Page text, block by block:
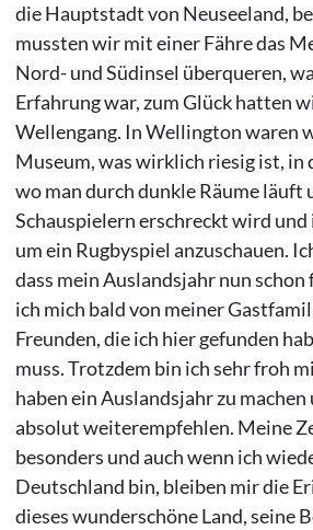
die Hauptstadt von Neuseeland,
mussten wir mit einer Fähre das
Nord- und Südinsel überqueren,
Erfahrung war, zum Glück hatten
Wellengang. In Wellington waren
Museum, was wirklich riesig ist, in
wo man durch dunkle Räume läuft
Schauspielern erschreckt wird und
um ein Rugbyspiel anzuschauen.
dass mein Auslandsjahr nun
ich mich bald von meiner
Freunden, die ich hier gefunden
muss. Trotzdem bin ich sehr froh
haben ein Auslandsjahr zu machen
absolut weiterempfehlen. Meine
besonders und auch wenn ich
Deutschland bin, bleiben mir die
dieses wunderschöne Land, seine